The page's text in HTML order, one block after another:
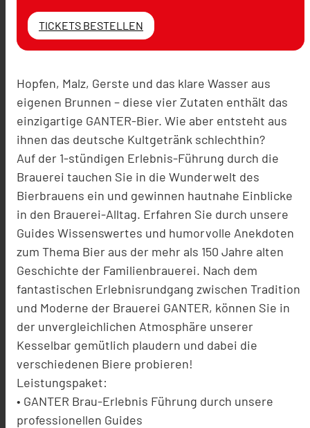
TICKETS BESTELLEN
Hopfen, Malz, Gerste und das klare Wasser aus
eigenen Brunnen – diese vier Zutaten enthält das
einzigartige GANTER-Bier. Wie aber entsteht aus
ihnen das deutsche Kultgetränk schlechthin?
Auf der 1-stündigen Erlebnis-Führung durch die
Brauerei tauchen Sie in die Wunderwelt des
Bierbrauens ein und gewinnen hautnahe Einblicke
in den Brauerei-Alltag. Erfahren Sie durch unsere
Guides Wissenswertes und humorvolle Anekdoten
zum Thema Bier aus der mehr als 150 Jahre alten
Geschichte der Familienbrauerei. Nach dem
fantastischen Erlebnisrundgang zwischen Tradition
und Moderne der Brauerei GANTER, können Sie in
der unvergleichlichen Atmosphäre unserer
Kesselbar gemütlich plaudern und dabei die
verschiedenen Biere probieren!
Leistungspaket:
• GANTER Brau-Erlebnis Führung durch unsere
professionellen Guides